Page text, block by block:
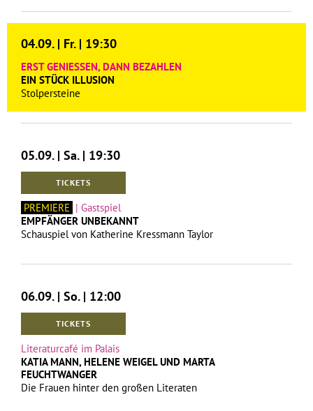
04.09. | Fr. | 19:30
ERST GENIESSEN, DANN BEZAHLEN
EIN STÜCK ILLUSION
Stolpersteine
05.09. | Sa. | 19:30
TICKETS
PREMIERE | Gastspiel
EMPFÄNGER UNBEKANNT
Schauspiel von Katherine Kressmann Taylor
06.09. | So. | 12:00
TICKETS
Literaturcafé im Palais
KATIA MANN, HELENE WEIGEL UND MARTA
FEUCHTWANGER
Die Frauen hinter den großen Literaten